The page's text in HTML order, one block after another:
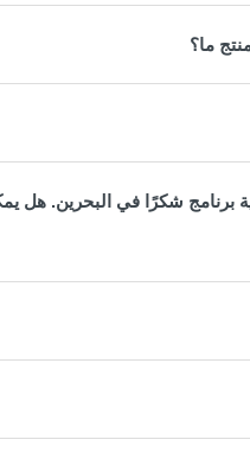
ما؟
شكرًا في البحرين. هل